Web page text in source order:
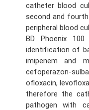
catheter blood
second and
peripheral blood
BD Phoenix
identification of
imipenem and
cefoperazon-
ofloxacin,
therefore the
pathogen with